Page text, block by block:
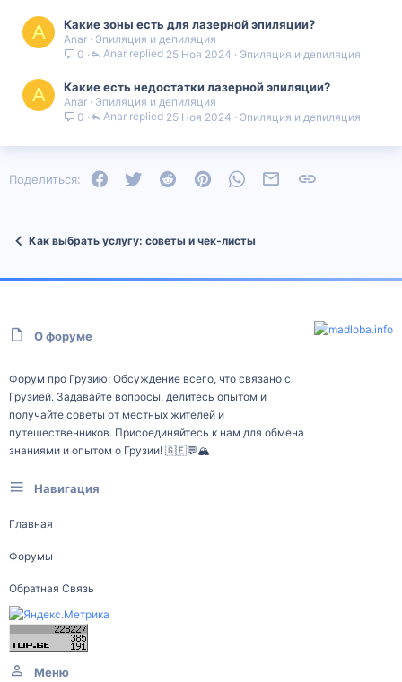
A Какие зоны есть для лазерной эпиляции?
Anar
Эпиляция и депиляция
0
Эпиляция и депиляция
25 Ноя 2024
Anar
A Какие есть недостатки лазерной эпиляции?
Anar
Эпиляция и депиляция
0
Эпиляция и депиляция
25 Ноя 2024
Anar
Поделиться: FacebookTwitter Reddit PinterestWhatsAppЭлектронная почта
Как выбрать услугу: советы и чек‑листы
О форуме
Форум про Грузию: Обсуждение всего, что связано с
Грузией. Задавайте вопросы, делитесь опытом и
получайте советы от местных жителей и
путешественников. Присоединяйтесь к нам для обмена
знаниями и опытом о Грузии! 🇬🇪💬🏔️
Навигация
Главная
Форумы
Обратная Связь
Меню